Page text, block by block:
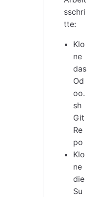
sschri
tte:
Klo
ne
das
Od
oo.
sh
Git
Re
po
Klo
ne
die
Su